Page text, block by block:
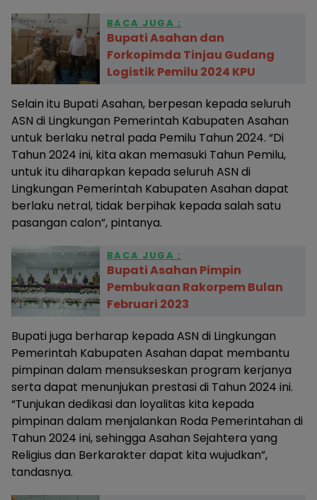
BACA JUGA :
Bupati Asahan dan
Forkopimda Tinjau Gudang
Logistik Pemilu 2024 KPU
Selain itu Bupati Asahan, berpesan kepada seluruh
ASN di Lingkungan Pemerintah Kabupaten Asahan
untuk berlaku netral pada Pemilu Tahun 2024. “Di
Tahun 2024 ini, kita akan memasuki Tahun Pemilu,
untuk itu diharapkan kepada seluruh ASN di
Lingkungan Pemerintah Kabupaten Asahan dapat
berlaku netral, tidak berpihak kepada salah satu
pasangan calon”, pintanya.
BACA JUGA :
Bupati Asahan Pimpin
Pembukaan Rakorpem Bulan
Februari 2023
Bupati juga berharap kepada ASN di Lingkungan
Pemerintah Kabupaten Asahan dapat membantu
pimpinan dalam mensukseskan program kerjanya
serta dapat menunjukan prestasi di Tahun 2024 ini.
“Tunjukan dedikasi dan loyalitas kita kepada
pimpinan dalam menjalankan Roda Pemerintahan di
Tahun 2024 ini, sehingga Asahan Sejahtera yang
Religius dan Berkarakter dapat kita wujudkan”,
tandasnya.